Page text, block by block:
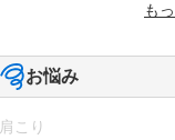
も
お悩み
肩こり